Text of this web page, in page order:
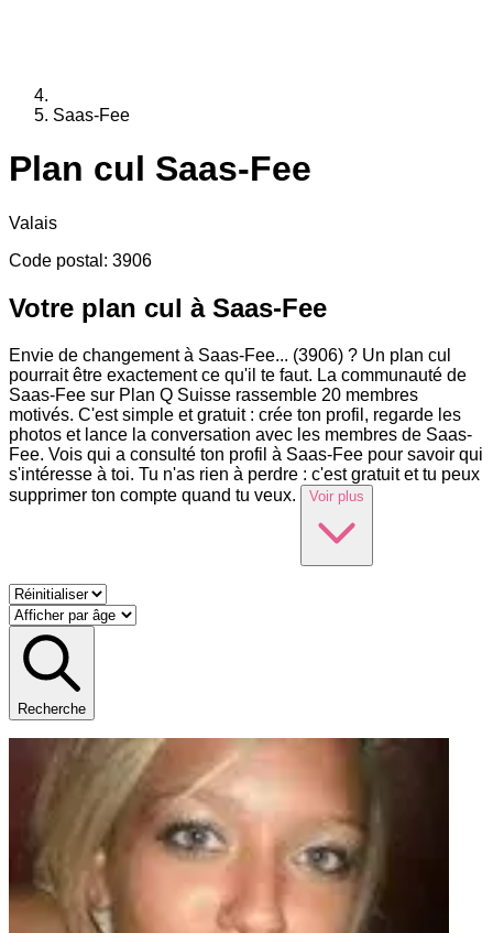
Saas-Fee
Plan cul Saas-Fee
Valais
Code postal : 3906
Votre plan cul à Saas-Fee
Envie de changement à Saas-Fee... (3906) ? Un plan cul
pourrait être exactement ce qu'il te faut. La communauté de
Saas-Fee sur Plan Q Suisse rassemble 20 membres
motivés. C'est simple et gratuit : crée ton profil, regarde les
photos et lance la conversation avec les membres de Saas-
Fee. Vois qui a consulté ton profil à Saas-Fee pour savoir qui
s'intéresse à toi. Tu n'as rien à perdre : c'est gratuit et tu peux
supprimer ton compte quand tu veux.
Voir plus
Recherche